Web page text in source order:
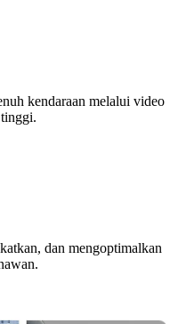
kendaraan melalui video
dan mengoptimalkan